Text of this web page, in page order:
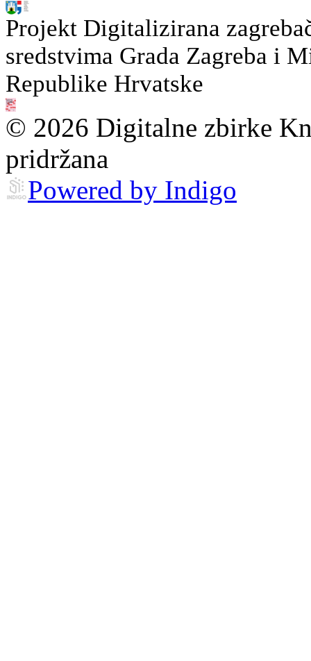
Projekt Digitalizirana
sredstvima Grada Zagreba i
Republike Hrvatske
© 2026 Digitalne zbirke
pridržana
Powered by Indigo